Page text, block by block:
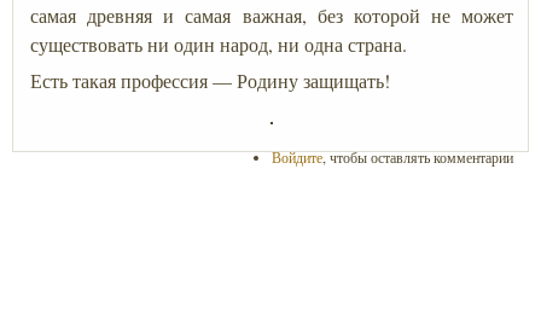
самая древняя и самая важная, без которой не может
существовать ни один народ, ни одна страна.
Есть такая профессия — Родину защищать!
Войдите, чтобы оставлять комментарии